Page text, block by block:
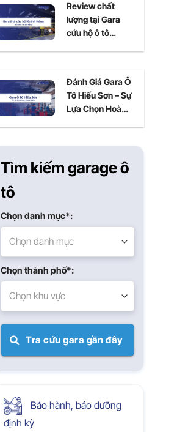
Review chất
lượng tại Gara
cứu hộ ô tô
Đánh Giá Gara Ô
Tô Hiếu Sơn – Sự
Lựa Chọn Hoàn
Tìm kiếm garage ô
tô
Chọn danh mục*:
Chọn danh mục
Chọn thành phố*:
Chọn khu vực
Tra cứu gara gần đây
Bảo hành, bảo dưỡng
định kỳ